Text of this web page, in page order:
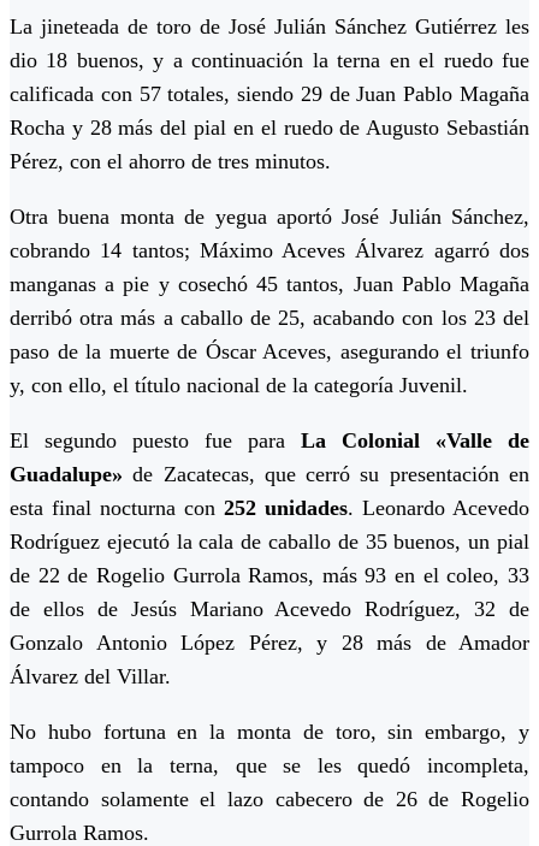
La jineteada de toro de José Julián Sánchez Gutiérrez les
dio 18 buenos, y a continuación la terna en el ruedo fue
calificada con 57 totales, siendo 29 de Juan Pablo Magaña
Rocha y 28 más del pial en el ruedo de Augusto Sebastián
Pérez, con el ahorro de tres minutos.
Otra buena monta de yegua aportó José Julián Sánchez,
cobrando 14 tantos; Máximo Aceves Álvarez agarró dos
manganas a pie y cosechó 45 tantos, Juan Pablo Magaña
derribó otra más a caballo de 25, acabando con los 23 del
paso de la muerte de Óscar Aceves, asegurando el triunfo
y, con ello, el título nacional de la categoría Juvenil.
El segundo puesto fue para La Colonial «Valle de
Guadalupe» de Zacatecas, que cerró su presentación en
esta final nocturna con 252 unidades. Leonardo Acevedo
Rodríguez ejecutó la cala de caballo de 35 buenos, un pial
de 22 de Rogelio Gurrola Ramos, más 93 en el coleo, 33
de ellos de Jesús Mariano Acevedo Rodríguez, 32 de
Gonzalo Antonio López Pérez, y 28 más de Amador
Álvarez del Villar.
No hubo fortuna en la monta de toro, sin embargo, y
tampoco en la terna, que se les quedó incompleta,
contando solamente el lazo cabecero de 26 de Rogelio
Gurrola Ramos.